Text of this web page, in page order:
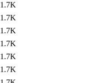
1.7K
1.7K
1.7K
1.7K
1.7K
1.7K